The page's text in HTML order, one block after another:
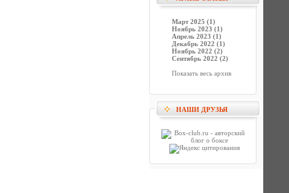
Март 2025 (1)
Ноябрь 2023 (1)
Апрель 2023 (1)
Декабрь 2022 (1)
Ноябрь 2022 (2)
Сентябрь 2022 (2)
Показать весь архив
НАШИ ДРУЗЬЯ